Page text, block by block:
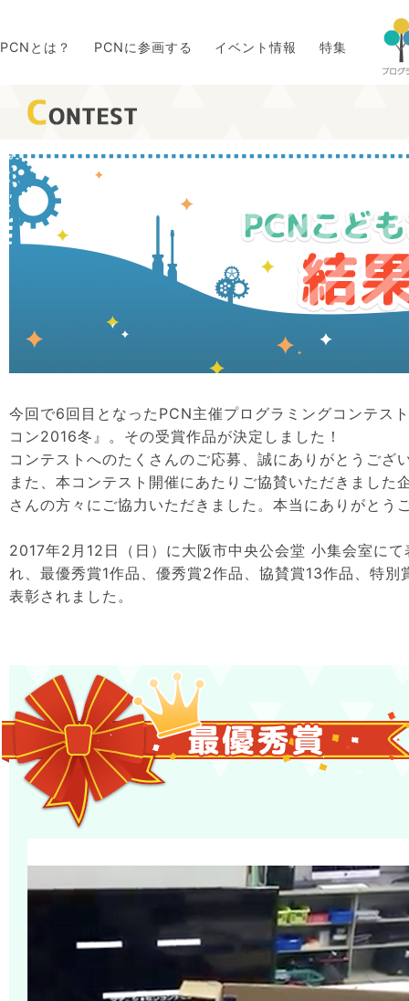
PCNとは？ PCNに参画する イベント情報 特集
今回で6回目となったPCN主催プログラミングコンテス
コン2016冬』。その受賞作品が決定しました！
コンテストへのたくさんのご応募、誠にありがとうござ
また、本コンテスト開催にあたりご協賛いただきました
さんの方々にご協力いただきました。本当にありがとう
2017年2月12日（日）に大阪市中央公会堂 小集会室に
れ、最優秀賞1作品、優秀賞2作品、協賛賞13作品、特別
表彰されました。